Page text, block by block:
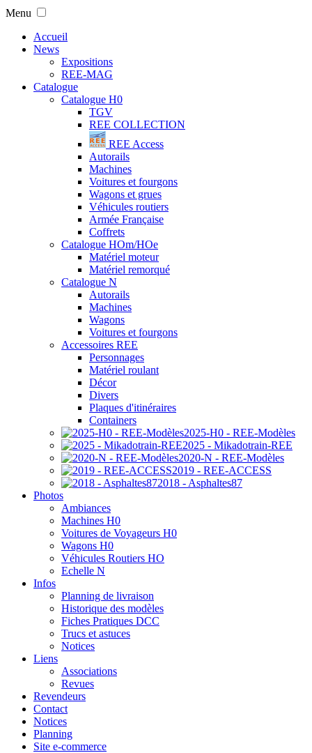
Menu
Accueil
News
Expositions
REE-MAG
Catalogue
Catalogue H0
TGV
REE COLLECTION
REE Access
Autorails
Machines
Voitures et fourgons
Wagons et grues
Véhicules routiers
Armée Française
Coffrets
Catalogue HOm/HOe
Matériel moteur
Matériel remorqué
Catalogue N
Autorails
Machines
Wagons
Voitures et fourgons
Accessoires REE
Personnages
Matériel roulant
Décor
Divers
Plaques d'itinéraires
Containers
2025-H0 - REE-Modèles
2025 - Mikadotrain-REE
2020-N - REE-Modèles
2019 - REE-ACCESS
2018 - Asphaltes87
Photos
Ambiances
Machines H0
Voitures de Voyageurs H0
Wagons H0
Véhicules Routiers HO
Echelle N
Infos
Planning de livraison
Historique des modèles
Fiches Pratiques DCC
Trucs et astuces
Notices
Liens
Associations
Revues
Revendeurs
Contact
Notices
Planning
Site e-commerce